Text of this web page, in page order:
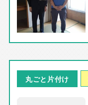
丸ごと片付け